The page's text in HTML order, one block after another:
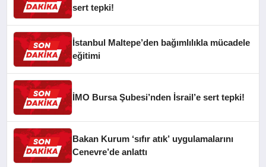
sert tepki!
İstanbul Maltepe’den bağımlılıkla mücadele
eğitimi
İMO Bursa Şubesi’nden İsrail’e sert tepki!
Bakan Kurum ‘sıfır atık’ uygulamalarını
Cenevre’de anlattı